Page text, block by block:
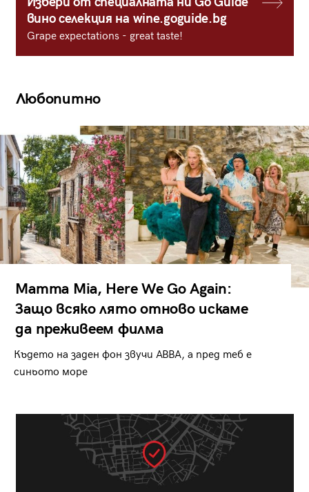
вино селекция на wine.goguide.bg
Grape expectations - great taste!
Любопитно
Mamma Mia, Here We Go Again:
Защо всяко лято отново искаме
да преживеем филма
Където на заден фон звучи ABBA, а пред теб е
синьото море